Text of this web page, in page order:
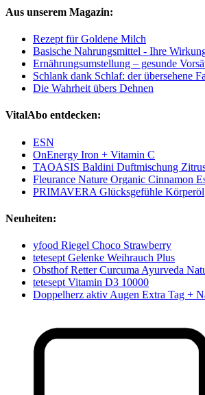
Aus unserem Magazin:
Rezept für Goldene Milch
Basische Nahrungsmittel - Ihre
Ernährungsumstellung – gesunde
Schlank dank Schlaf: der übersehene
Die Wahrheit übers Dehnen
VitalAbo entdecken:
ESN
OnEnergy Iron + Vitamin C
TAOASIS Baldini Duftmischung
Fleurance Nature Organic Cinnamon
PRIMAVERA Glücksgefühle Körperöl
Neuheiten:
yfood Riegel Choco Strawberry
tetesept Gelenke Weihrauch Plus
Obsthof Retter Curcuma Ayurveda
tetesept Vitamin D3 10000
Doppelherz aktiv Augen Extra Tag +